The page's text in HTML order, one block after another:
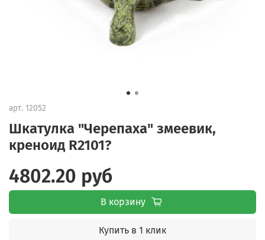
арт. 12052
Шкатулка "Черепаха" змеевик,
креноид R2101?
4802.20 руб
В корзину
Купить в 1 клик